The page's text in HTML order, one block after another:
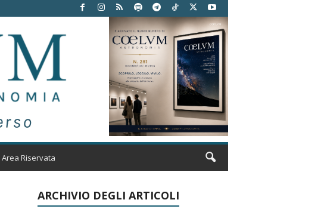
Area Riservata
ARCHIVIO DEGLI ARTICOLI